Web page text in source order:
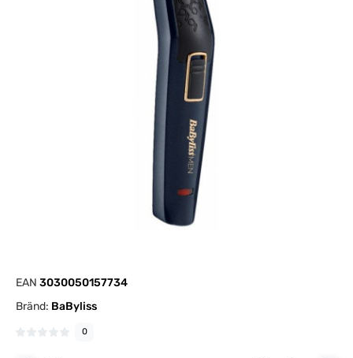
EAN 3030050157734
Bränd: BaByliss
0